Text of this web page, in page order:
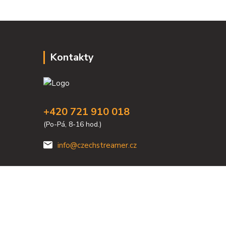
Kontakty
+420 721 910 018
(Po-Pá, 8-16 hod.)
info@czechstreamer.cz